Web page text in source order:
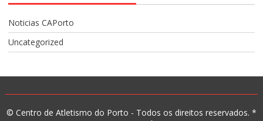
Noticias CAPorto
Uncategorized
© Centro de Atletismo do Porto - Todos os direitos reservados. *